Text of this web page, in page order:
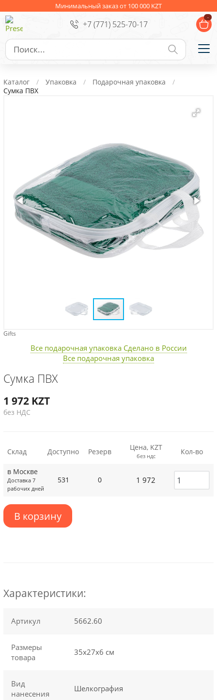
Минимальный заказ от 100 000 KZT
+7 (771) 525-70-17
-
Ежедневники Новогодние подарки
Сувениры к праздникам Упаковка
Личные аксессуары
Деловые подарки
Каталог Упаковка
Подарочная упаковка
Сумка ПВХ
Gifts
Все подарочная упаковка Сделано в России
Все подарочная упаковка
Сумка ПВХ
1 972 KZT
без НДС
Склад Доступно Резерв Цена, KZT
без ндс Кол-во
в Москве
Доставка 7
рабочих дней
531 0 1 972
В корзину
Характеристики:
Артикул 5662.60
Размеры
товара
35х27х6 см
Вид
нанесения
Шелкография